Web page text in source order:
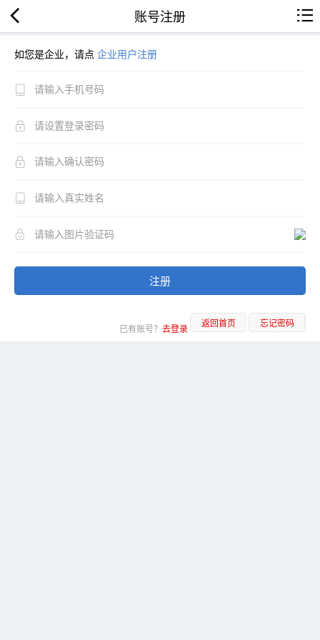
账号注册
如您是企业，请点 企业用户注册
注册
已有账号？ 去登录 返回首页 忘记密码